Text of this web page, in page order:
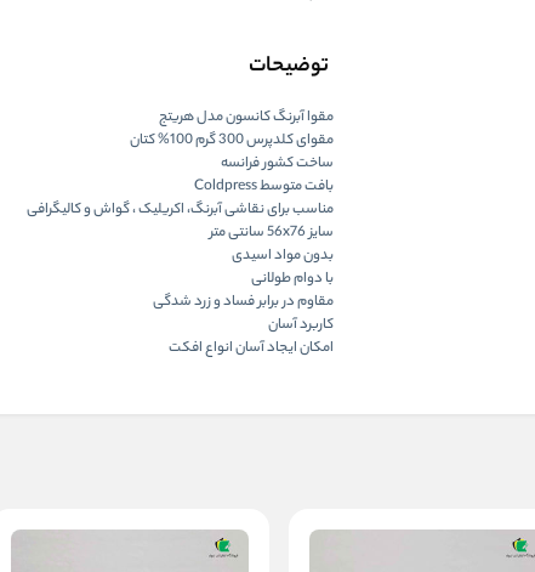
توضیحات
مقوا آبرنگ کانسون مدل هریتج
مقوای کلدپرس 300 گرم 100% کتان
ساخت کشور فرانسه
بافت متوسط Coldpress
مناسب برای نقاشی آبرنگ، اکریلیک ، گواش و کالیگرافی
سایز 56x76 سانتی متر
بدون مواد اسیدی
با دوام طولانی
مقاوم در برابر فساد و زرد شدگی
کاربرد آسان
امکان ایجاد آسان انواع افکت